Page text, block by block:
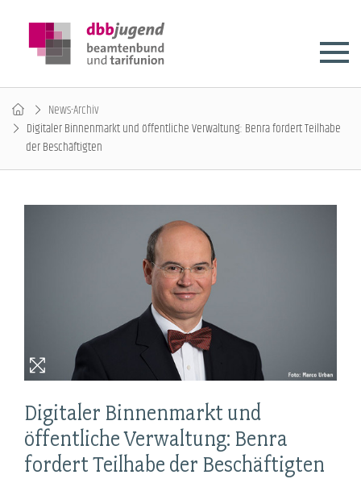
News-Archiv
Digitaler Binnenmarkt und öffentliche Verwaltung: Benra fordert Teilhabe
der Beschäftigten
Digitaler Binnenmarkt und
öffentliche Verwaltung: Benra
fordert Teilhabe der Beschäftigten